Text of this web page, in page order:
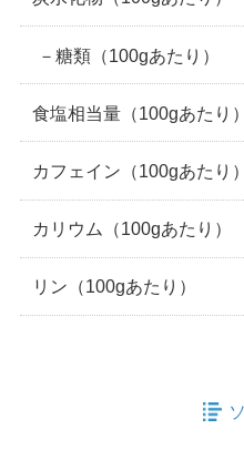
－糖類 （100gあたり）
食塩相当量 （100gあたり）
カフェイン （100gあたり）
カリウム （100gあたり）
リン （100gあたり）